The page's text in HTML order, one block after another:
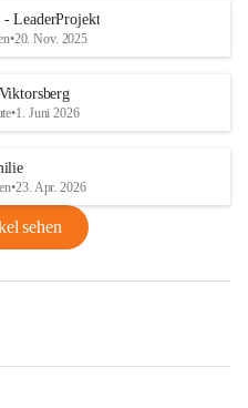
LeaderProjekt
•20. Nov. 2025
•1. Juni 2026
•23. Apr. 2026
sehen